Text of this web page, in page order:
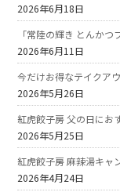
2026年6月18日
「常陸の輝き とんか
2026年6月11日
今だけお得なテイクア
2026年5月26日
紅虎餃子房 父の日にお
2026年5月25日
紅虎餃子房 麻辣湯キャ
2026年4月24日